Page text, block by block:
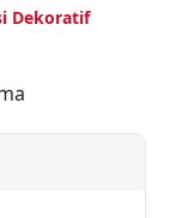
Dekoratif